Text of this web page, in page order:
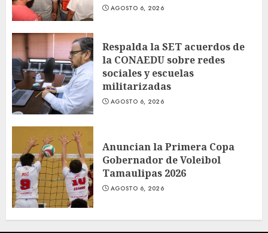
AGOSTO 6, 2026
Respalda la SET acuerdos de
la CONAEDU sobre redes
sociales y escuelas
militarizadas
AGOSTO 6, 2026
Anuncian la Primera Copa
Gobernador de Voleibol
Tamaulipas 2026
AGOSTO 6, 2026